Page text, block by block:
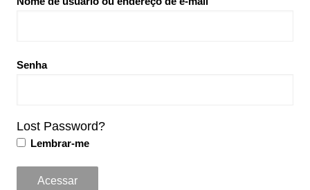
Senha
Lost Password?
Lembrar-me